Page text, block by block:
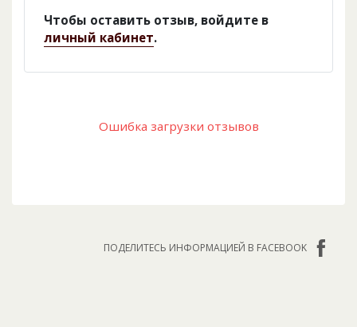
Чтобы оставить отзыв, войдите в
личный кабинет.
Ошибка загрузки отзывов
ПОДЕЛИТЕСЬ ИНФОРМАЦИЕЙ В FACEBOOK